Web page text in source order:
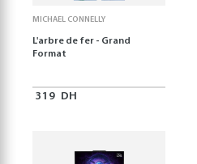
MICHAEL CONNELLY
L'arbre de fer - Grand
Format
319 DH